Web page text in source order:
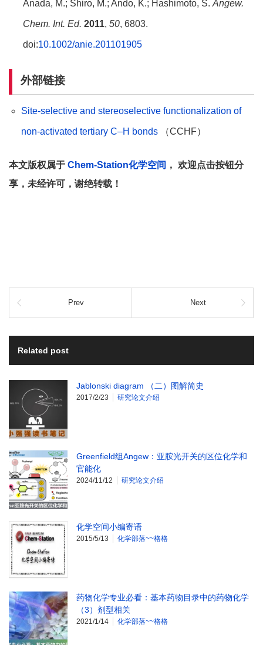
Anada, M.; Shiro, M.; Ando, K.; Hashimoto, S. Angew.
Chem. Int. Ed. 2011, 50, 6803.
doi:10.1002/anie.201101905
外部链接
Site-selective and stereoselective functionalization of
non-activated tertiary C–H bonds（CCHF）
本文版权属于 Chem-Station化学空间 ， 欢迎点击按钮分
享，未经许可，谢绝转载！
Prev Next
Related post
Jablonski diagram （二）图解简史
2017/2/23 研究论文介绍
Greenfield组Angew：亚胺光开关的区位化学和
官能化
2024/11/12 研究论文介绍
化学空间小编寄语
2015/5/13 化学部落~~格格
药物化学专业必看：基本药物目录中的药物化学
（3）剂型相关
2021/1/14 化学部落~~格格